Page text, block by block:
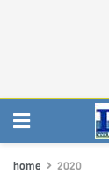
home 2020